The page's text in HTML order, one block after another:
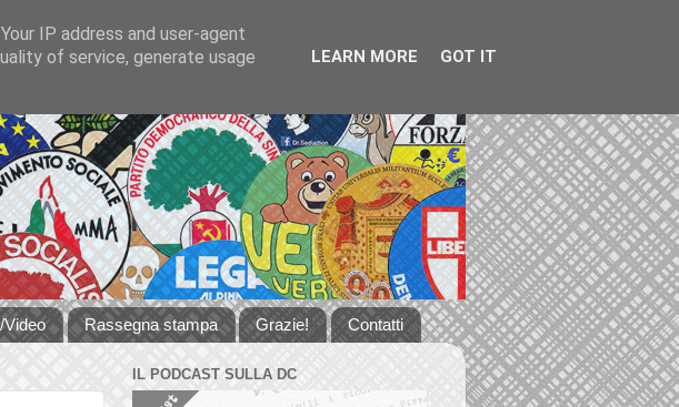
Video Rassegna stampa Grazie! Contatti
IL PODCAST SULLA DC
IP address and user-agent
of service, generate usage
LEARN MORE GOT IT